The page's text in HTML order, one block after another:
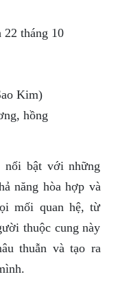
22 tháng 10
Kim)
hồng
nổi bật với những
năng hòa hợp và
mối quan hệ, từ
thuộc cung này
thuẫn và tạo ra